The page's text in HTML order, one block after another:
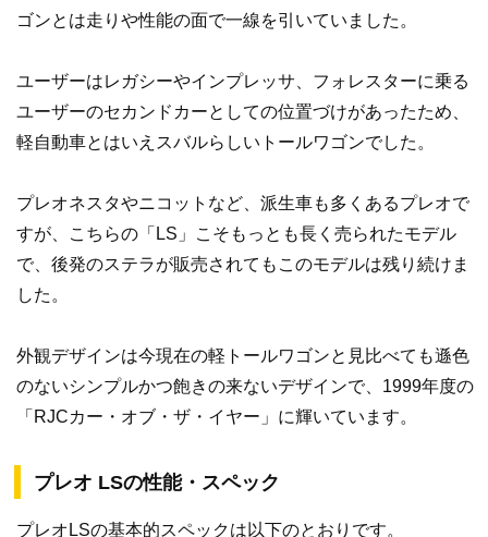
ゴンとは走りや性能の面で一線を引いていました。
ユーザーはレガシーやインプレッサ、フォレスターに乗る
ユーザーのセカンドカーとしての位置づけがあったため、
軽自動車とはいえスバルらしいトールワゴンでした。
プレオネスタやニコットなど、派生車も多くあるプレオで
すが、こちらの「LS」こそもっとも長く売られたモデル
で、後発のステラが販売されてもこのモデルは残り続けま
した。
外観デザインは今現在の軽トールワゴンと見比べても遜色
のないシンプルかつ飽きの来ないデザインで、1999年度の
「RJCカー・オブ・ザ・イヤー」に輝いています。
プレオ LSの性能・スペック
プレオLSの基本的スペックは以下のとおりです。